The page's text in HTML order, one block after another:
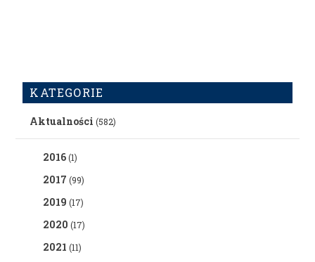
KATEGORIE
Aktualności (582)
2016(1)
2017 (99)
2019 (17)
2020 (17)
2021 (11)